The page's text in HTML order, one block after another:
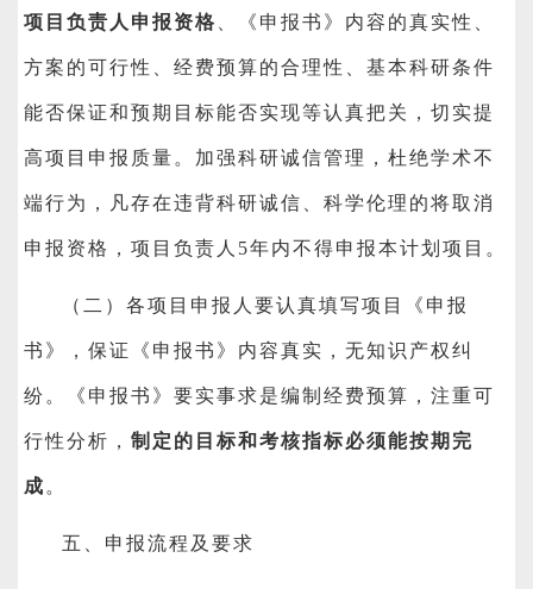
项目负责人申报资格 、《申报书》内容的真实性、
方案的可行性、经费预算的合理性、基本科研条件
能否保证和预期目标能否实现等认真把关，切实提
高项目申报质量。加强科研诚信管理，杜绝学术不
端行为，凡存在违背科研诚信、科学伦理的将取消
申报资格，项目负责人5年内不得申报本计划项目。
（二）各项目申报人要认真填写项目《申报
书》，保证《申报书》内容真实，无知识产权纠
纷。《申报书》要实事求是编制经费预算，注重可
行性分析， 制定的目标和考核指标必须能按期完
成 。
五、申报流程及要求